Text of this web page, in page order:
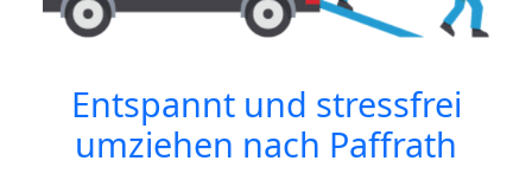
Entspannt und stressfrei
umziehen nach Paffrath